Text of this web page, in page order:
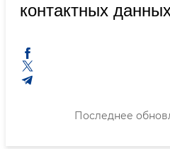
контактных
Последнее